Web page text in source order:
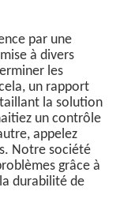
par une
à divers
les
un rapport
la solution
un contrôle
appelez
Notre société
grâce à
durabilité de